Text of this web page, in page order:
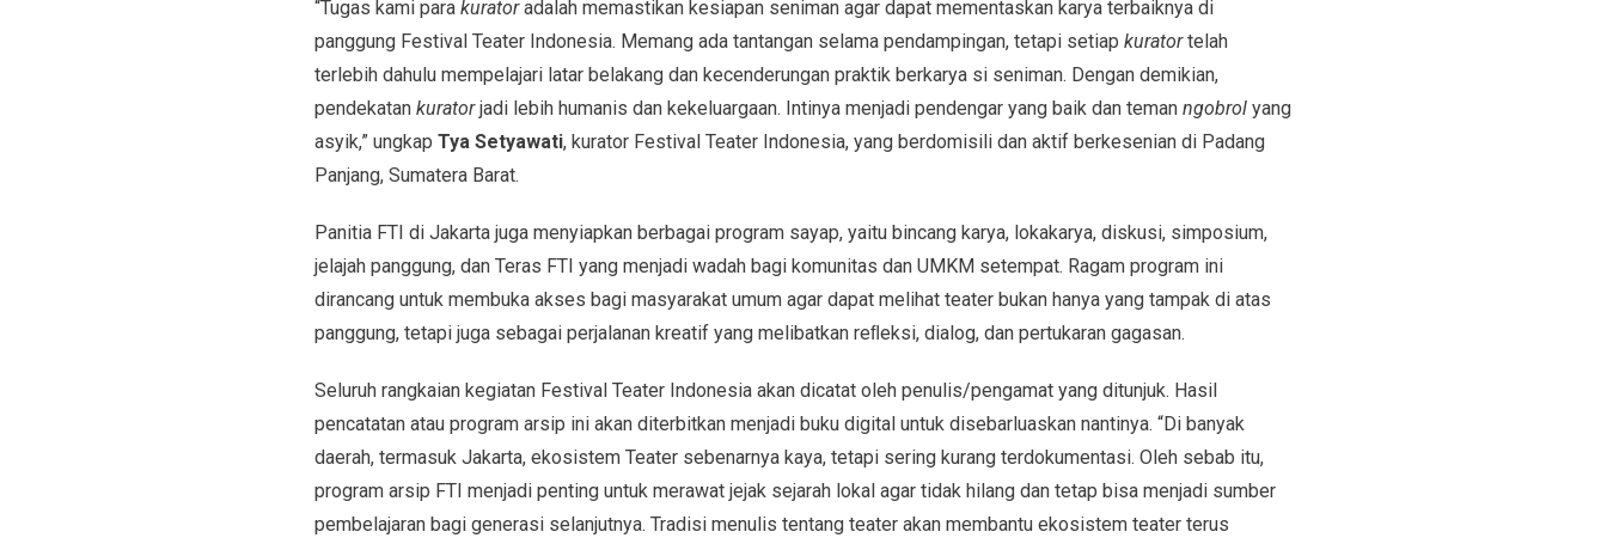
“Tugas kami para kuratoradalah memastikan kesiapan seniman agar dapat mementaskan karya terbaiknya di
panggung Festival Teater Indonesia. Memang ada tantangan selama pendampingan, tetapi setiap kuratortelah
terlebih dahulu mempelajari latar belakang dan kecenderungan praktik berkarya si seniman. Dengan demikian,
pendekatan kuratorjadi lebih humanis dan kekeluargaan. Intinya menjadi pendengar yang baik dan teman ngobrol yang
asyik,” ungkap Tya Setyawati, kurator Festival Teater Indonesia, yang berdomisili dan aktif berkesenian di Padang
Panjang, Sumatera Barat.
Panitia FTI di Jakarta juga menyiapkan berbagai program sayap, yaitu bincang karya, lokakarya, diskusi, simposium,
jelajah panggung, dan Teras FTI yang menjadi wadah bagi komunitas dan UMKM setempat. Ragam program ini
dirancang untuk membuka akses bagi masyarakat umum agar dapat melihat teater bukan hanya yang tampak di atas
panggung, tetapi juga sebagai perjalanan kreatif yang melibatkan reﬂeksi, dialog, dan pertukaran gagasan.
Seluruh rangkaian kegiatan Festival Teater Indonesia akan dicatat oleh penulis/pengamat yang ditunjuk. Hasil
pencatatan atau program arsip ini akan diterbitkan menjadi buku digital untuk disebarluaskan nantinya. “Di banyak
daerah, termasuk Jakarta, ekosistem Teater sebenarnya kaya, tetapi sering kurang terdokumentasi. Oleh sebab itu,
program arsip FTI menjadi penting untuk merawat jejak sejarah lokal agar tidak hilang dan tetap bisa menjadi sumber
pembelajaran bagi generasi selanjutnya. Tradisi menulis tentang teater akan membantu ekosistem teater terus